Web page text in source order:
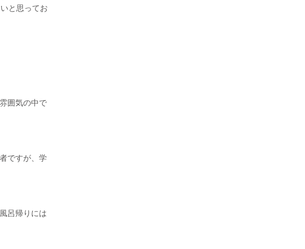
と思ってお
囲気の中で
ですが、学
呂帰りには